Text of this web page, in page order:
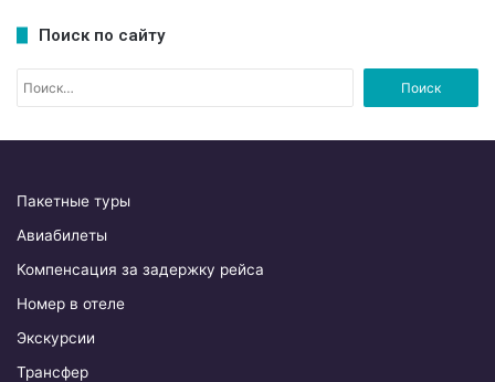
Поиск по сайту
Пакетные туры
Авиабилеты
Компенсация за задержку рейса
Номер в отеле
Экскурсии
Трансфер